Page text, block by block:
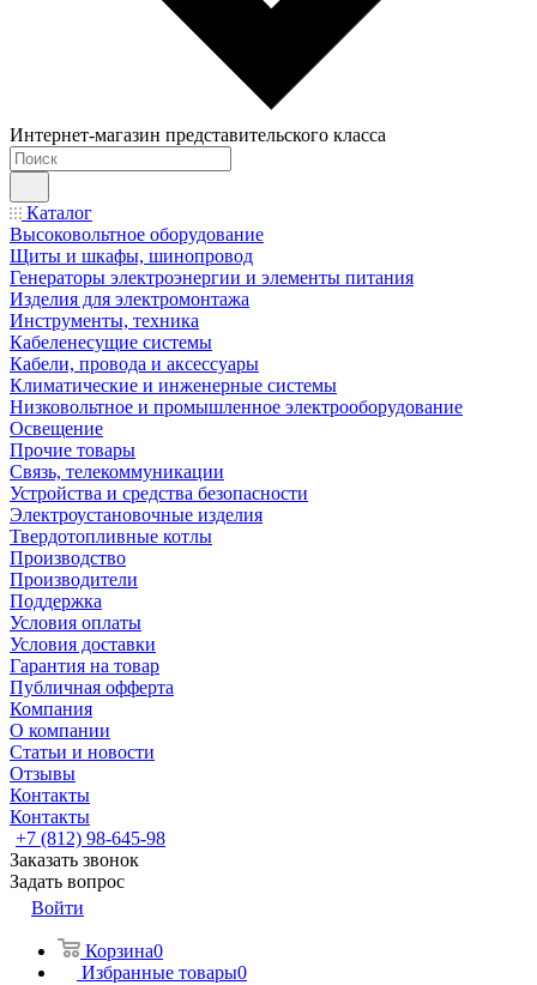
Интернет-магазин представительского класса
Каталог
Высоковольтное оборудование
Щиты и шкафы, шинопровод
Генераторы электроэнергии и элементы питания
Изделия для электромонтажа
Инструменты, техника
Кабеленесущие системы
Кабели, провода и аксессуары
Климатические и инженерные системы
Низковольтное и промышленное электрооборудование
Освещение
Прочие товары
Связь, телекоммуникации
Устройства и средства безопасности
Электроустановочные изделия
Твердотопливные котлы
Производство
Производители
Поддержка
Условия оплаты
Условия доставки
Гарантия на товар
Публичная офферта
Компания
О компании
Статьи и новости
Отзывы
Контакты
Контакты
+7 (812) 98-645-98
Заказать звонок
Задать вопрос
Войти
Корзина0
Избранные товары0